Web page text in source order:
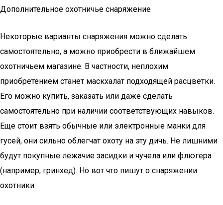
Дополнительное охотничье снаряжение
Некоторые варианты снаряжения можно сделать
самостоятельно, а можно приобрести в ближайшем
охотничьем магазине. В частности, неплохим
приобретением станет маскхалат подходящей расцветки.
Его можно купить, заказать или даже сделать
самостоятельно при наличии соответствующих навыков.
Еще стоит взять обычные или электронные манки для
гусей, они сильно облегчат охоту на эту дичь. Не лишними
будут покупные лежачие засидки и чучела или флюгера
(например, гринхед). Но вот что пишут о снаряжении
охотники: